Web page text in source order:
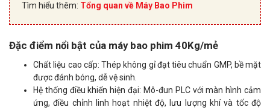
Tìm hiểu thêm: Tổng quan về Máy Bao Phim
Đặc điểm nổi bật của máy bao phim 40Kg/mẻ
Chất liệu cao cấp: Thép không gỉ đạt tiêu chuẩn GMP, bề mặt
được đánh bóng, dễ vệ sinh.
Hệ thống điều khiển hiện đại: Mô-đun PLC với màn hình cảm
ứng, điều chỉnh linh hoạt nhiệt độ, lưu lượng khí và tốc độ